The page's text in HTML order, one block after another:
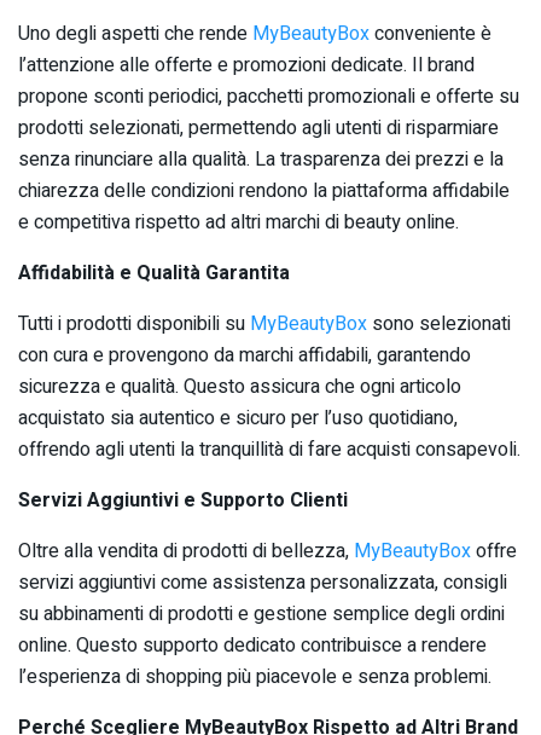
Uno degli aspetti che rende MyBeautyBoxconveniente è
l’attenzione alle offerte e promozioni dedicate. Il brand
propone sconti periodici, pacchetti promozionali e offerte su
prodotti selezionati, permettendo agli utenti di risparmiare
senza rinunciare alla qualità. La trasparenza dei prezzi e la
chiarezza delle condizioni rendono la piattaforma affidabile
e competitiva rispetto ad altri marchi di beauty online.
Affidabilità e Qualità Garantita
Tutti i prodotti disponibili su MyBeautyBox sono selezionati
con cura e provengono da marchi affidabili, garantendo
sicurezza e qualità. Questo assicura che ogni articolo
acquistato sia autentico e sicuro per l’uso quotidiano,
offrendo agli utenti la tranquillità di fare acquisti consapevoli.
Servizi Aggiuntivi e Supporto Clienti
Oltre alla vendita di prodotti di bellezza, MyBeautyBoxoffre
servizi aggiuntivi come assistenza personalizzata, consigli
su abbinamenti di prodotti e gestione semplice degli ordini
online. Questo supporto dedicato contribuisce a rendere
l’esperienza di shopping più piacevole e senza problemi.
Perché Scegliere MyBeautyBox Rispetto ad Altri Brand